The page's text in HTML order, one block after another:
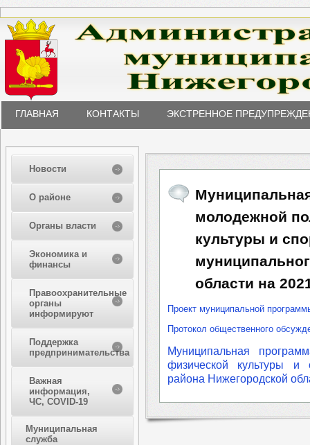
ГЛАВНАЯ КОНТАКТЫ ЭКСТРЕННОЕ
Новости
О районе
Органы власти
Экономика и
финансы
Правоохранительные
органы
информируют
Поддержка
предпринимательства
Важная
информация,
ЧС, COVID-19
Муниципальная
служба
молодежной
культуры и
области на
Проект муниципальной
Протокол общественного
Муниципальная
физической культуры и
района Нижегородской